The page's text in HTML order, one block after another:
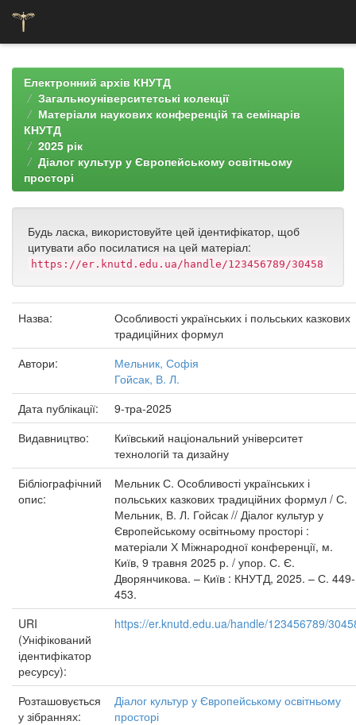
navigationЕлектронний архів КНУТД
Загальноуніверситетські колекції
Матеріали наукових конференцій та семінарів
КНУТД
2025 рік
Діалог культур у Європейському освітньому
просторі
Будь ласка, використовуйте цей ідентифікатор, щоб
цитувати або посилатися на цей матеріал:
https://er.knutd.edu.ua/handle/123456789/30458
Назва:
Особливості українських і польських казкових
традиційних формул
Автори:
Мельник, Софія
Гойсак, В. Л.
Дата публікації:
9-тра-2025
Видавництво:
Київський національний університет
технологій та дизайну
Бібліографічний
опис:
Мельник С. Особливості українських і
польських казкових традиційних формул / С.
Мельник, В. Л. Гойсак // Діалог культур у
Європейському освітньому просторі :
матеріали Х Міжнародної конференції, м.
Київ, 9 травня 2025 р. / упор. С. Є.
Дворянчикова. – Київ : КНУТД, 2025. – С. 449-
453.
URI
(Уніфікований
ідентифікатор
ресурсу):
https://er.knutd.edu.ua/handle/123456789/
Розташовується
у зібраннях:
Діалог культур у Європейському освітньому
просторі